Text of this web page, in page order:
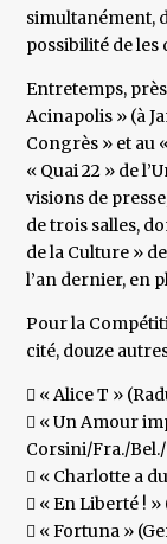
simultanément,
possibilité de les
Entretemps,
Acinapolis » (à
Congrès » et au
« Quai 22 » de
visions de
de trois salles,
de la Culture »
l’an dernier, en
Pour la
cité, douze
 « Alice T »
 « Un Amour
Corsini/Fra./Bel./
 « Charlotte a
 « En Liberté !
 « Fortuna »